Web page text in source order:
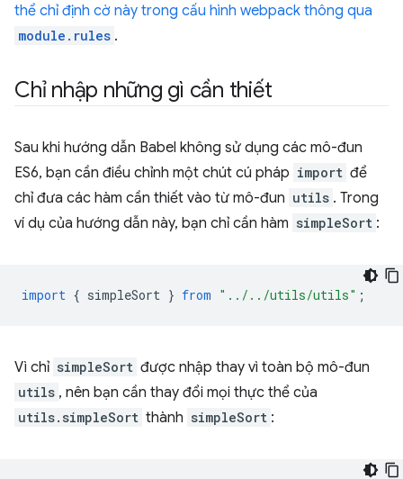
thể chỉ định cờ này trong cấu hình webpack thông qua
module.rules .
Chỉ nhập những gì cần thiết
Sau khi hướng dẫn Babel không sử dụng các mô-đun
ES6, bạn cần điều chỉnh một chút cú pháp import để
chỉ đưa các hàm cần thiết vào từ mô-đun utils . Trong
ví dụ của hướng dẫn này, bạn chỉ cần hàm simpleSort :
import { simpleSort } from "../../utils/utils" ;
Vì chỉ simpleSort được nhập thay vì toàn bộ mô-đun
utils , nên bạn cần thay đổi mọi thực thể của
utils.simpleSort thành simpleSort :